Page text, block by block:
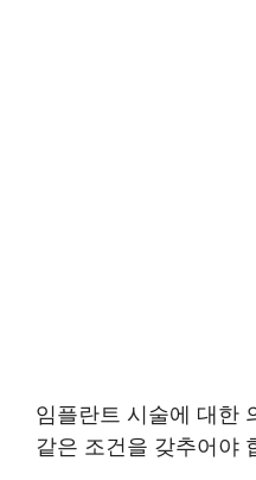
임플란트 시술에 대한
같은 조건을 갖추어야